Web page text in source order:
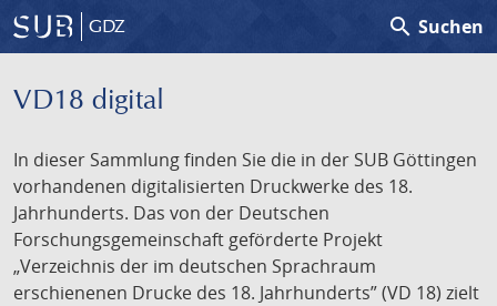
GDZ search Suchen
VD18 digital
In dieser Sammlung finden Sie die in der SUB Göttingen
vorhandenen digitalisierten Druckwerke des 18.
Jahrhunderts. Das von der Deutschen
Forschungsgemeinschaft geförderte Projekt
„Verzeichnis der im deutschen Sprachraum
erschienenen Drucke des 18. Jahrhunderts” (VD 18) zielt